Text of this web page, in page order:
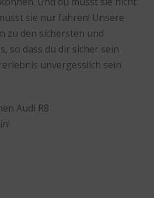
sie nur fahren! Unsere
zu den sichersten und
so dass du dir sicher sein
unvergesslich sein
Audi R8